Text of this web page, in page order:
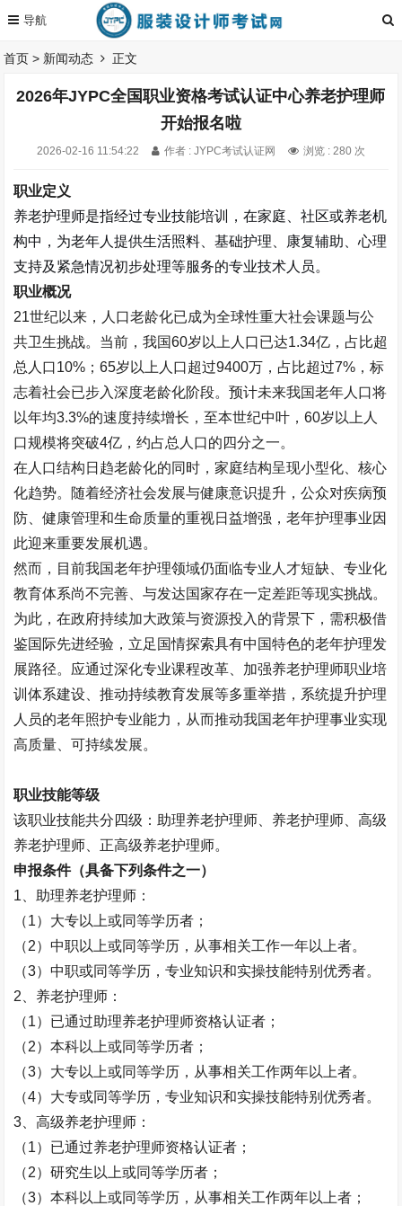
首页 > 新闻动态 正文
2026年JYPC全国职业资格考试认证中心养老护理师
开始报名啦
2026-02-16 11:54:22 作者 : JYPC考试认证网 浏览 : 280 次
职业定义
养老护理师是指经过专业技能培训，在家庭、社区或养老机
构中，为老年人提供生活照料、基础护理、康复辅助、心理
支持及紧急情况初步处理等服务的专业技术人员。
职业概况
21世纪以来，人口老龄化已成为全球性重大社会课题与公
共卫生挑战。当前，我国60岁以上人口已达1.34亿，占比超
总人口10% ；65岁以上人口超过9400万，占比超过7% ，标
志着社会已步入深度老龄化阶段。预计未来我国老年人口将
以年均3.3%的速度持续增长，至本世纪中叶，60岁以上人
口规模将突破4亿，约占总人口的四分之一。
在人口结构日趋老龄化的同时，家庭结构呈现小型化、核心
化趋势。随着经济社会发展与健康意识提升，公众对疾病预
防、健康管理和生命质量的重视日益增强，老年护理事业因
此迎来重要发展机遇。
然而，目前我国老年护理领域仍面临专业人才短缺、专业化
教育体系尚不完善、与发达国家存在一定差距等现实挑战。
为此，在政府持续加大政策与资源投入的背景下，需积极借
鉴国际先进经验，立足国情探索具有中国特色的老年护理发
展路径。应通过深化专业课程改革、加强养老护理师职业培
训体系建设、推动持续教育发展等多重举措，系统提升护理
人员的老年照护专业能力，从而推动我国老年护理事业实现
高质量、可持续发展。
职业技能等级
该职业技能共分四级：助理养老护理师、养老护理师、高级
养老护理师、正高级养老护理师。
申报条件（具备下列条件之一）
1 、助理养老护理师：
（1）大专以上或同等学历者；
（2）中职以上或同等学历，从事相关工作一年以上者。
（3）中职或同等学历，专业知识和实操技能特别优秀者。
2 、养老护理师：
（1）已通过助理养老护理师资格认证者；
（2）本科以上或同等学历者；
（3）大专以上或同等学历，从事相关工作两年以上者。
（4）大专或同等学历，专业知识和实操技能特别优秀者。
3 、高级养老护理师：
（1）已通过养老护理师资格认证者；
（2）研究生以上或同等学历者；
（3）本科以上或同等学历，从事相关工作两年以上者；